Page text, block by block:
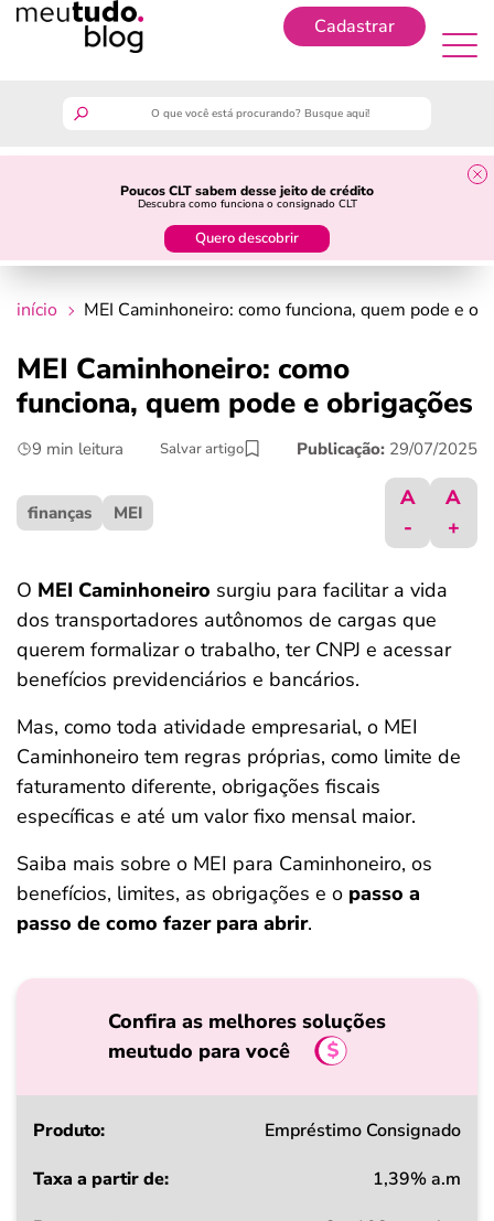
Cadastrar
Poucos CLT sabem desse jeito de crédito
Descubra como funciona o consignado CLT
Quero descobrir
guia do trabalhador
crédito fácil
últimas notícias
ferramentas
início MEI Caminhoneiro: como funciona, quem pode e
MEI Caminhoneiro: como
funciona, quem pode e obrigações
9 min leitura Salvar artigo Publicação: 29/07/2025
finanças MEI
A
-
A
+
O MEI Caminhoneiro surgiu para facilitar a vida
dos transportadores autônomos de cargas que
querem formalizar o trabalho, ter CNPJ e acessar
benefícios previdenciários e bancários.
Mas, como toda atividade empresarial, o MEI
Caminhoneiro tem regras próprias, como limite de
faturamento diferente, obrigações fiscais
específicas e até um valor fixo mensal maior.
Saiba mais sobre o MEI para Caminhoneiro, os
benefícios, limites, as obrigações e o passo a
passo de como fazer para abrir.
Confira as melhores soluções
meutudo para você
Produto
Empréstimo Consignado
1,39% a.m